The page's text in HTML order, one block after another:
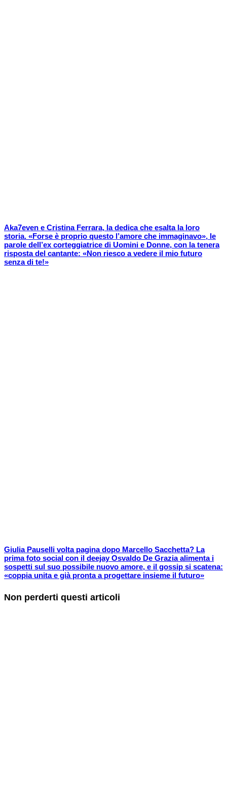
Aka7even e Cristina Ferrara, la dedica che esalta la loro
storia. «Forse è proprio questo l’amore che immaginavo», le
parole dell’ex corteggiatrice di Uomini e Donne, con la tenera
risposta del cantante: «Non riesco a vedere il mio futuro
senza di te!»
Giulia Pauselli volta pagina dopo Marcello Sacchetta? La
prima foto social con il deejay Osvaldo De Grazia alimenta i
sospetti sul suo possibile nuovo amore, e il gossip si scatena:
«coppia unita e già pronta a progettare insieme il futuro»
Non perderti questi articoli